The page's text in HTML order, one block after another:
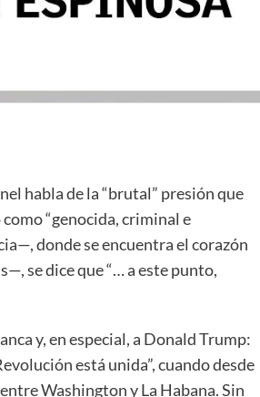
habla de la “brutal” presión que
“genocida, criminal e
donde se encuentra el corazón
se dice que “… a este punto,
y, en especial, a Donald Trump:
está unida”, cuando desde
Washington y La Habana. Sin